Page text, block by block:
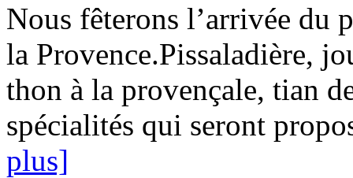
Nous fêterons l’arrivée du
la Provence.Pissaladière,
thon à la provençale, tian
spécialités qui seront
plus]